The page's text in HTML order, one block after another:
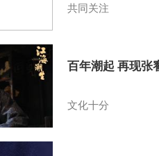
共同关注
百年潮起 再现张
文化十分